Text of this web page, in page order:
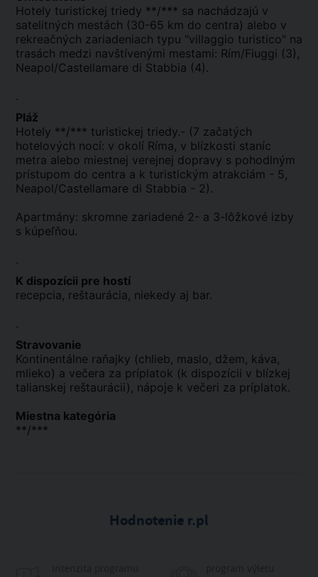
Hotely turistickej triedy **/*** sa nachádzajú v
satelitných mestách (30-65 km do centra) alebo v
rekreačných zariadeniach typu "villaggio turistico" na
trasách medzi navštívenými mestami: Rím/Fiuggi (3),
Neapol/Castellamare di Stabbia (4).
.
Pláž
Hotely **/*** turistickej triedy.- (7 začatých
hotelových nocí: v okolí Ríma, v blízkosti staníc
metra alebo miestnej verejnej dopravy s pohodlným
prístupom do centra a k turistickým atrakciám - 5,
Neapol/Castellamare di Stabbia - 2).
Apartmány: skromne zariadené 2- a 3-lôžkové izby
s kúpeľňou.
.
K dispozícii pre hostí
recepcia, reštaurácia, niekedy aj bar.
.
Stravovanie
Kontinentálne raňajky (chlieb, maslo, džem, káva,
mlieko) a večera za príplatok (k dispozícii v blízkej
talianskej reštaurácii), nápoje k večeri za príplatok.
Miestna kategória
**/***
Hodnotenie r.pl